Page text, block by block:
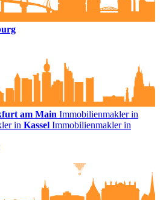
am Main Immobilienmakler in
in Kassel Immobilienmakler in